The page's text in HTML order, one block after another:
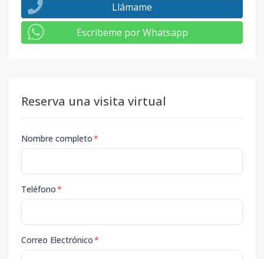
Llámame
Escribeme por Whatsapp
Reserva una visita virtual
Nombre completo*
Teléfono*
Correo Electrónico*